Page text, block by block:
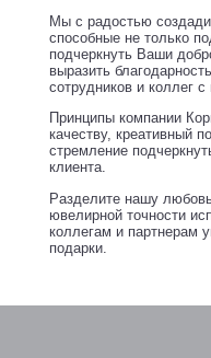
Мы с радостью
способные не только
подчеркнуть Ваши
выразить
сотрудников и коллег с
Принципы компании
качеству, креативный
стремление
клиента.
Разделите нашу
ювелирной точности
коллегам и партнерам
подарки.